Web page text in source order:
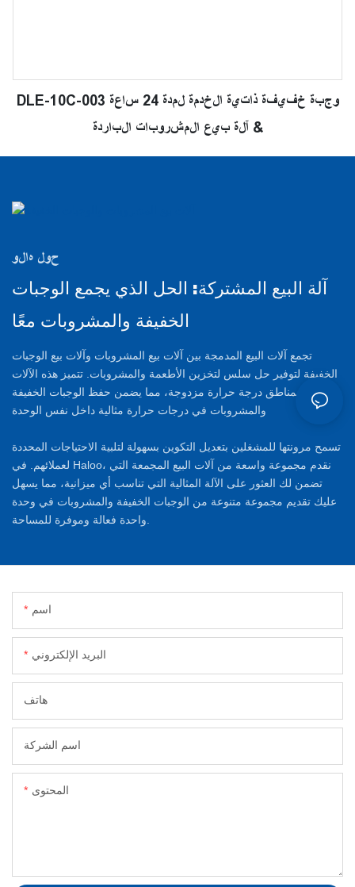
DLE-10C-003 وجبة خفيفة ذاتية الخدمة لمدة 24 ساعة
& آلة بيع المشروبات الباردة
حول هالو
آلة البيع المشتركة: الحل الذي يجمع الوجبات
الخفيفة والمشروبات معًا
تجمع آلات البيع المدمجة بين آلات بيع المشروبات وآلات بيع الوجبات
الخفيفة لتوفير حل سلس لتخزين الأطعمة والمشروبات. تتميز هذه الآلات
بمناطق درجة حرارة مزدوجة، مما يضمن حفظ الوجبات الخفيفة
تسمح مرونتها للمشغلين بتعديل التكوين بسهولة لتلبية الاحتياجات المحددة
لعملائهم. في Haloo، نقدم مجموعة واسعة من آلات البيع المجمعة التي
تضمن لك العثور على الآلة المثالية التي تناسب أي ميزانية، مما يسهل
عليك تقديم مجموعة متنوعة من الوجبات الخفيفة والمشروبات في وحدة
واحدة فعالة وموفرة للمساحة.
اسم
البريد الإلكتروني
هاتف
اسم الشركة
المحتوى